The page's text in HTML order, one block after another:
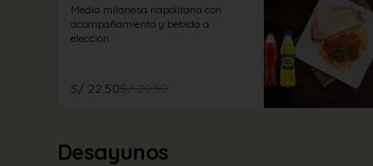
Media milanesa napolitana con
acompañamiento y bebida a
elección.
S/ 22.50S/ 29.50
Desayunos